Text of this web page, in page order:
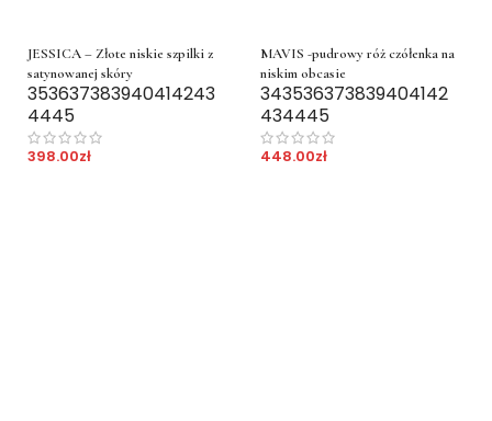
JESSICA – Złote niskie szpilki z
satynowanej skóry
353637383940414243
4445
398.00zł
MAVIS -pudrowy róż czółenka na
niskim obcasie
343536373839404142
434445
448.00zł